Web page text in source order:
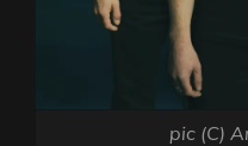
pic (C)